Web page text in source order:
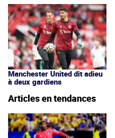
Manchester United dit adieu
à deux gardiens
Articles en tendances